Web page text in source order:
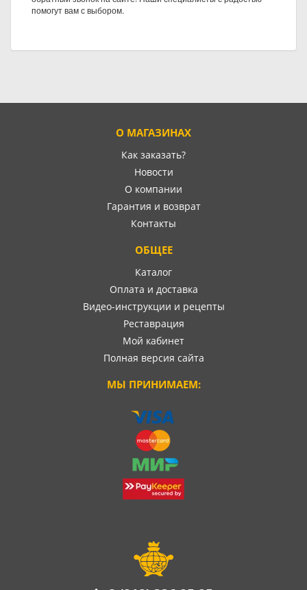
помогут вам с выбором.
О МАГАЗИНАХ
Как заказать?
Новости
О компании
Гарантия и возврат
Контакты
ОБЩЕЕ
Каталог
Оплата и доставка
Видео-инструкции и рецепты
Реставрация
Мой кабинет
Полная версия сайта
МЫ ПРИНИМАЕМ: